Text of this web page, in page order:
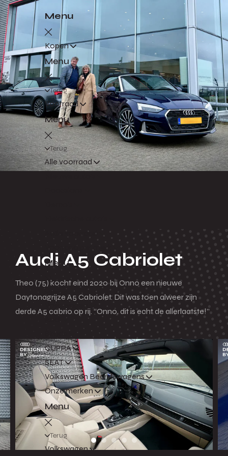
Menu
Kopen
Menu
Terug
Voorraad
Menu
Terug
Alle voorraad
Menu
Terug
CUPRA
SEAT
Volkswagen Bedrijfswagens
Onze merken
Menu
Terug
Volkswagen
Audi A5 Cabriolet
Theo (75) kocht eind 2020 bij Onno een nieuwe
Daytonagrijze A5 Cabriolet. Dit was toen alweer zijn
derde A5 cabrio op rij. “Onno, dit is echt de allerlaatste!”